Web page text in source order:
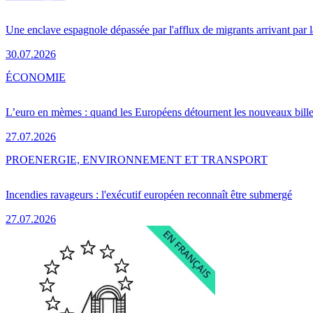
Une enclave espagnole dépassée par l'afflux de migrants arrivant par
30.07.2026
L’euro en mèmes : quand les Européens détournent les nouveaux
27.07.2026
ÉCONOMIE
Incendies ravageurs : l'exécutif européen reconnaît être submergé
27.07.2026
PROENERGIE, ENVIRONNEMENT ET TRANSPORT